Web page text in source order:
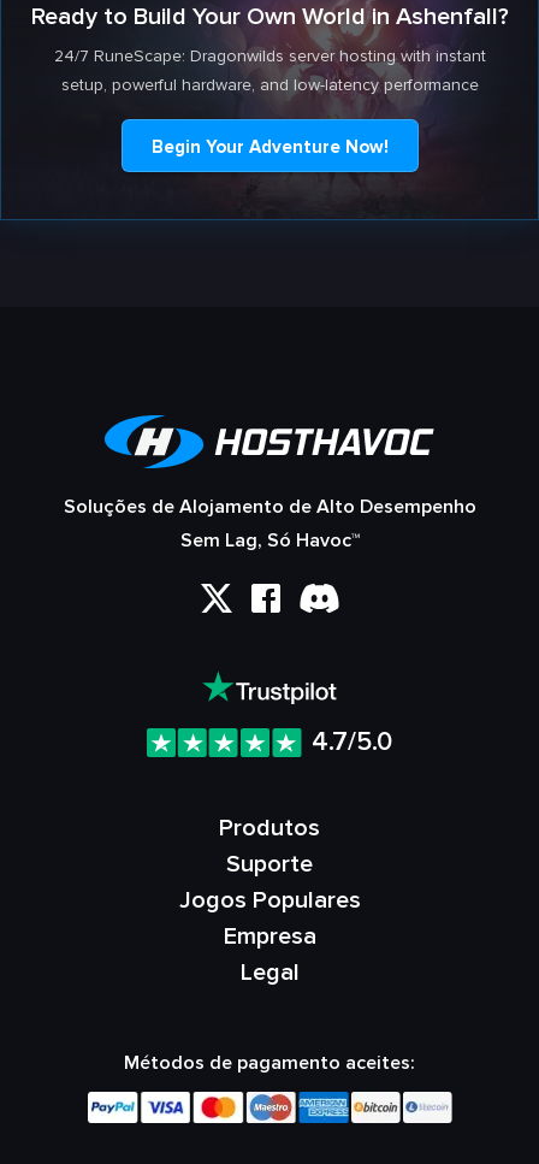
Ready to Build Your Own World in Ashenfall?
24/7 RuneScape: Dragonwilds server hosting with instant
setup, powerful hardware, and low-latency performance
Begin Your Adventure Now!
Soluções de Alojamento de Alto Desempenho
Sem Lag, Só Havoc™
4.7/5.0
Produtos
Suporte
Jogos Populares
Empresa
Legal
Métodos de pagamento aceites: